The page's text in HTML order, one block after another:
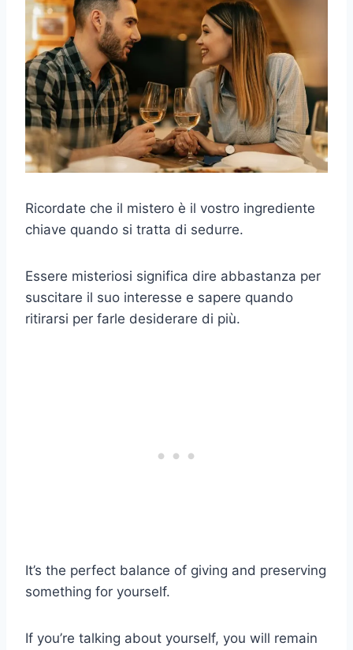
Ricordate che il mistero è il vostro ingrediente
chiave quando si tratta di sedurre.
Essere misteriosi significa dire abbastanza per
suscitare il suo interesse e sapere quando
ritirarsi per farle desiderare di più.
It’s the perfect balance of giving and preserving
something for yourself.
If you’re talking about yourself, you will remain